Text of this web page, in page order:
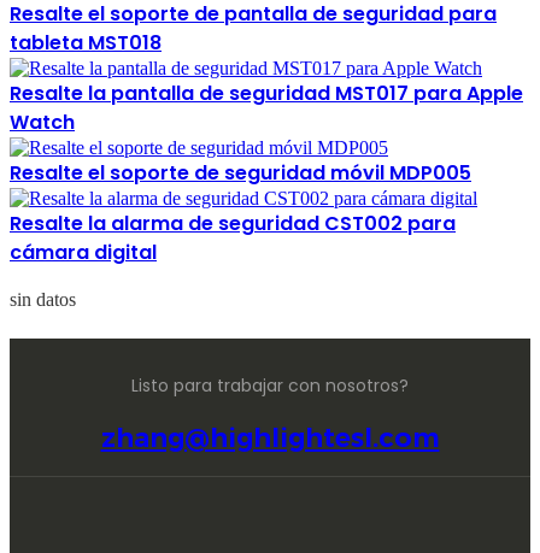
Resalte el soporte de pantalla de seguridad para
tableta MST018
Resalte la pantalla de seguridad MST017 para Apple
Watch
Resalte el soporte de seguridad móvil MDP005
Resalte la alarma de seguridad CST002 para
cámara digital
sin datos
Listo para trabajar con nosotros?
zhang@highlightesl.com